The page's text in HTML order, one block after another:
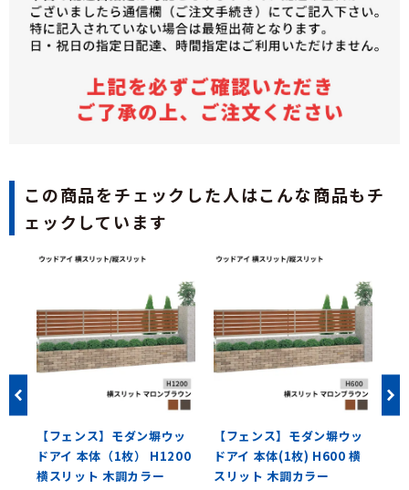
この商品をチェックした人はこんな商品もチ
ェックしています
【フェンス】モダン塀ウッ
ドアイ 本体（1枚） H1200
横スリット 木調カラー
【フェンス】モダン塀ウッ
ドアイ 本体(1枚) H600 横
スリット 木調カラー